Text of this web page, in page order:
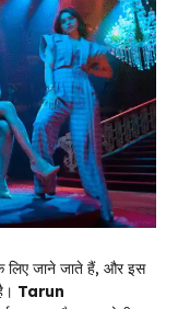
लिए जाने जाते हैं, और इस
Tarun